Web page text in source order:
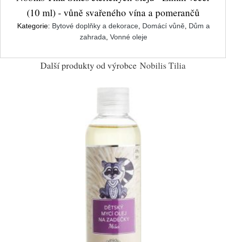
(10 ml) - vůně svařeného vína a pomerančů
Kategorie: Bytové doplňky a dekorace Domácí vůně Dům a
zahrada Vonné oleje
Další produkty od výrobce Nobilis Tilia